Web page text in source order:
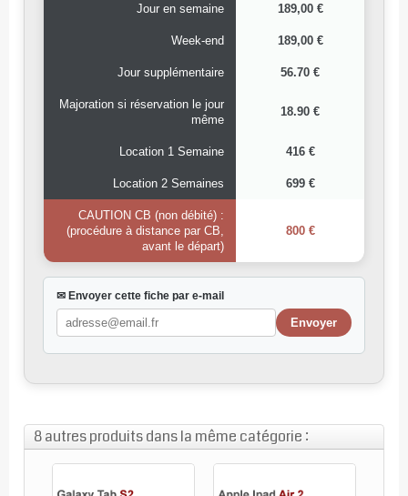
Jour en semaine 189,00 €
Week-end 189,00 €
Jour supplémentaire 56.70 €
Majoration si réservation le jour
même
18.90 €
Location 1 Semaine 416 €
Location 2 Semaines 699 €
CAUTION CB (non débité) :
(procédure à distance par CB,
avant le départ)
800 €
✉ Envoyer cette fiche par e-mail
8 autres produits dans la même catégorie :